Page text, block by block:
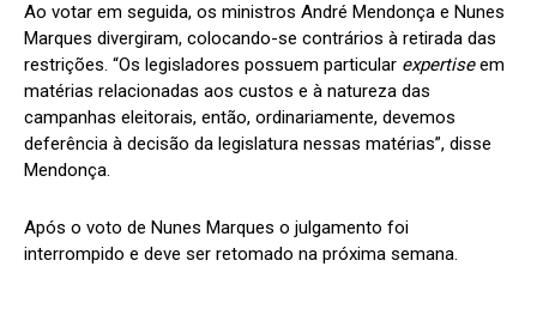
Ao votar em seguida, os ministros André Mendonça e Nunes
Marques divergiram, colocando-se contrários à retirada das
restrições. “Os legisladores possuem particular expertiseem
matérias relacionadas aos custos e à natureza das
campanhas eleitorais, então, ordinariamente, devemos
deferência à decisão da legislatura nessas matérias”, disse
Mendonça.
Após o voto de Nunes Marques o julgamento foi
interrompido e deve ser retomado na próxima semana.